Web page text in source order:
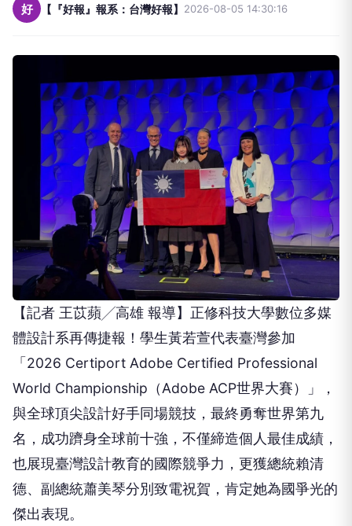
好 【『好報』報系：台灣好報】 2026-08-05 14:30:16
【記者 王苡蘋╱高雄 報導】正修科技大學數位多媒
體設計系再傳捷報！學生黃若萱代表臺灣參加
「2026 Certiport Adobe Certified Professional
World Championship（Adobe ACP世界大賽）」，
與全球頂尖設計好手同場競技，最終勇奪世界第九
名，成功躋身全球前十強，不僅締造個人最佳成績，
也展現臺灣設計教育的國際競爭力，更獲總統賴清
德、副總統蕭美琴分別致電祝賀，肯定她為國爭光的
傑出表現。